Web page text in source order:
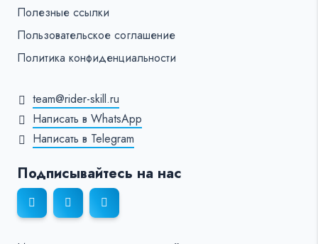
Полезные ссылки
Пользовательское соглашение
Политика конфиденциальности
team@rider-skill.ru
Написать в WhatsApp
Написать в Telegram
Подписывайтесь на нас